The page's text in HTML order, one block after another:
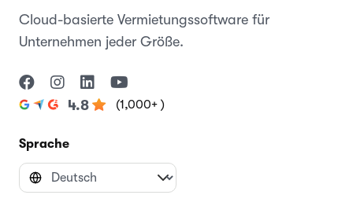
Cloud-basierte Vermietungssoftware für
Unternehmen jeder Größe.
4.8 (1,000+ )
Sprache